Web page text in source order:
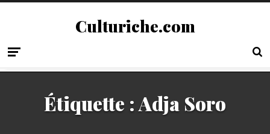
Culturiche.com
Étiquette :Adja Soro